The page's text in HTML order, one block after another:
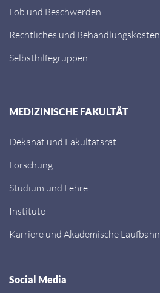
Lob und Beschwerden
Rechtliches und Behandlungskosten
Selbsthilfegruppen
MEDIZINISCHE FAKULTÄT
Dekanat und Fakultätsrat
Forschung
Studium und Lehre
Institute
Karriere und Akademische Laufbahn
Social Media